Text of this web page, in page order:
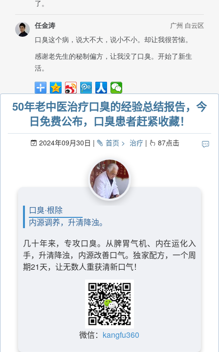
50年老中医治疗口臭的经验总结报告，今
日免费公布，口臭患者赶紧收藏！
2024年09月30日 首页 治疗 87点击
口臭·根除
内源调养，升清降浊。
几十年来，专攻口臭。从脾胃气机、内在运化入
手，升清降浊，内源改善口气。独家配方，一个周
期21天，让无数人重获清新口气！
微信： kangfu360